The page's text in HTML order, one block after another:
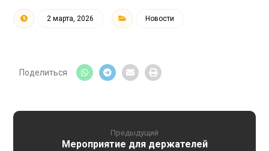
2 марта, 2026 Новости
Предыдущий
Мероприятие для держателей